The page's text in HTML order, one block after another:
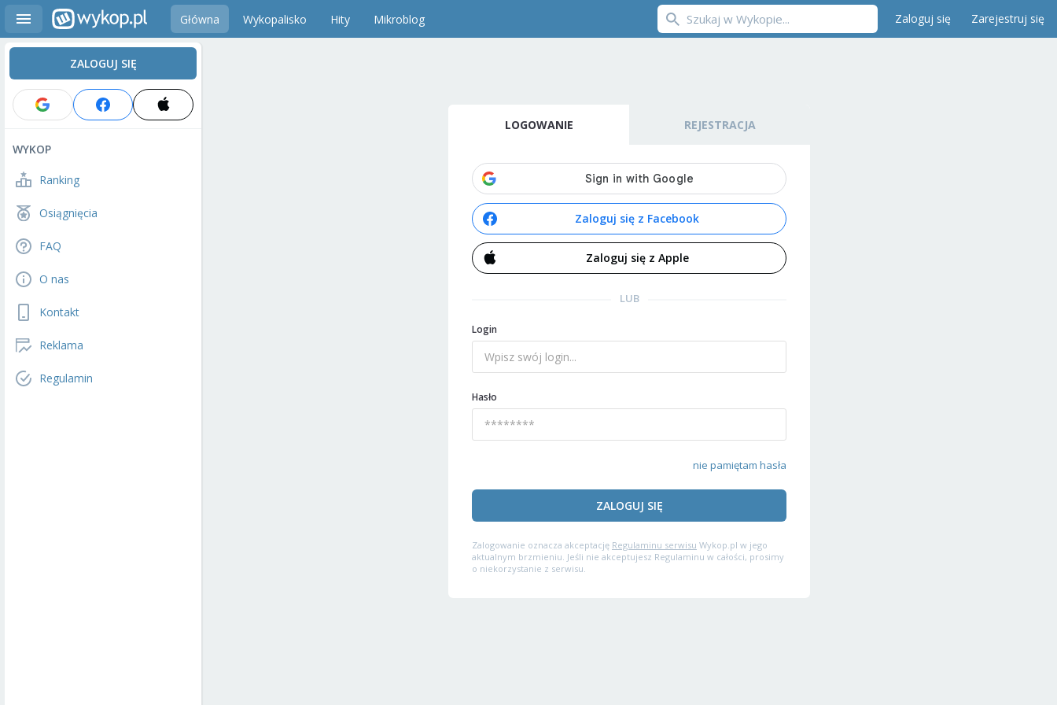
Główna Wykopalisko Hity Mikroblog Zaloguj się Zarejestruj się
ZALOGUJ SIĘ
WYKOP
Ranking
Osiągnięcia
FAQ
O nas
Kontakt
Reklama
Regulamin
LOGOWANIE REJESTRACJA
Zaloguj się z Facebook
Zaloguj się z Apple
LUB
Login
Hasło
nie pamiętam hasła
ZALOGUJ SIĘ
Zalogowanie oznacza akceptację Regulaminu serwisu Wykop.pl w jego
aktualnym brzmieniu. Jeśli nie akceptujesz Regulaminu w całości, prosimy
o niekorzystanie z serwisu.